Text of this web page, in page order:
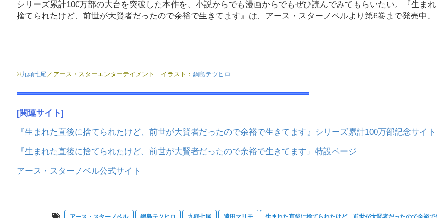
シリーズ累計100万部の大台を突破した本作を、小説からでも漫画からでもぜひ読んでみてもらいたい。『生ま
捨てられたけど、前世が大賢者だったので余裕で生きてます』は、アース・スターノベルより第6巻まで発売中。
©九頭七尾 ／アース・スターエンターテイメント イラスト： 鍋島テツヒロ
[関連サイト]
『生まれた直後に捨てられたけど、前世が大賢者だったので余裕で生きてます』シリーズ累計100万部記念サイト
『生まれた直後に捨てられたけど、前世が大賢者だったので余裕で生きてます』特設ページ
アース・スターノベル公式サイト
アース・スターノベル 鍋島テツヒロ 九頭七尾 遠田マリモ 生まれた直後に捨てられたけど、前世が大賢者だったので余裕で